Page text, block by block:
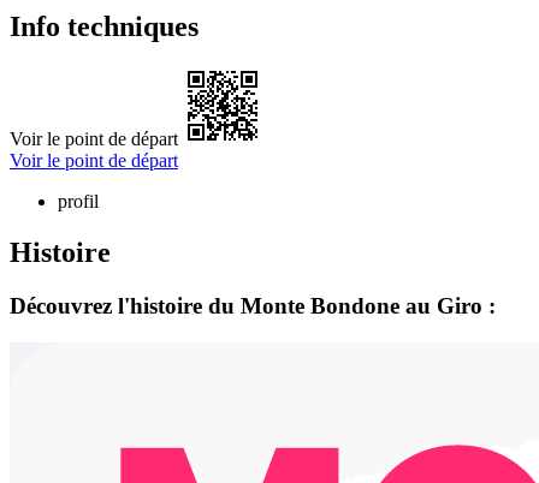
Info techniques
Voir le point de départ
Voir le point de départ
profil
Histoire
Découvrez l'histoire du Monte Bondone au Giro :